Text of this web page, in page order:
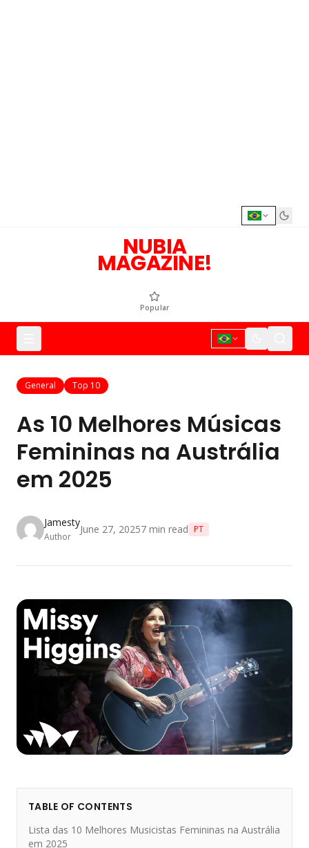
NUBIA
MAGAZINE!
Popular
General Top 10
As 10 Melhores Músicas
Femininas na Austrália
em 2025
Jamesty
Author
June 27, 20257 min read PT
TABLE OF CONTENTS
Lista das 10 Melhores Musicistas Femininas na Austrália
em 2025